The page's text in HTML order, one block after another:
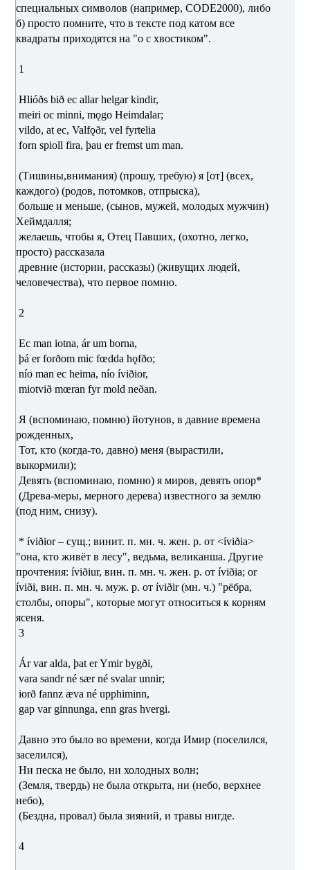
специальных символов (например, CODE2000), либо
б) просто помните, что в тексте под катом все
квадраты приходятся на "о с хвостиком".
1
Hlióðs bið ec allar helgar kindir,
meiri oc minni, mǫgo Heimdalar;
vildo, at ec, Valfǫðr, vel fyrtelia
forn spioll fira, þau er fremst um man.
(Тишины,внимания) (прошу, требую) я [от] (всех,
каждого) (родов, потомков, отпрыска),
больше и меньше, (сынов, мужей, молодых мужчин)
Хеймдалля;
желаешь, чтобы я, Отец Павших, (охотно, легко,
просто) рассказала
древние (истории, рассказы) (живущих людей,
человечества), что первое помню.
2
Ec man iotna, ár um borna,
þá er forðom mic fœdda hǫfðo;
nío man ec heima, nío íviðior,
miotvið mœran fyr mold neðan.
Я (вспоминаю, помню) йотунов, в давние времена
рожденных,
Тот, кто (когда-то, давно) меня (вырастили,
выкормили);
Девять (вспоминаю, помню) я миров, девять опор*
(Древа-меры, мерного дерева) известного за землю
(под ним, снизу).
* íviðior – сущ.; винит. п. мн. ч. жен. р. от <íviðia>
"она, кто живёт в лесу", ведьма, великанша. Другие
прочтения: íviðiur, вин. п. мн. ч. жен. р. от íviðia; or
íviði, вин. п. мн. ч. муж. р. от íviðir (мн. ч.) "рёбра,
столбы, опоры", которые могут относиться к корням
ясеня.
3
Ár var alda, þat er Ymir bygði,
vara sandr né sær né svalar unnir;
iorð fannz æva né upphiminn,
gap var ginnunga, enn gras hvergi.
Давно это было во времени, когда Имир (поселился,
заселился),
Ни песка не было, ни холодных волн;
(Земля, твердь) не была открыта, ни (небо, верхнее
небо),
(Бездна, провал) была зияний, и травы нигде.
4